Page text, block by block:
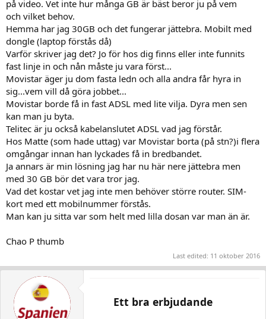
på video. Vet inte hur många GB är bäst beror ju på vem
och vilket behov.
Hemma har jag 30GB och det fungerar jättebra. Mobilt med
dongle (laptop förstås då)
Varför skriver jag det? Jo för hos dig finns eller inte funnits
fast linje in och nån måste ju vara först...
Movistar äger ju dom fasta ledn och alla andra får hyra in
sig...vem vill då göra jobbet...
Movistar borde få in fast ADSL med lite vilja. Dyra men sen
kan man ju byta.
Telitec är ju också kabelanslutet ADSL vad jag förstår.
Hos Matte (som hade uttag) var Movistar borta (på stn?)i flera
omgångar innan han lyckades få in bredbandet.
Ja annars är min lösning jag har nu här nere jättebra men
med 30 GB bör det vara tror jag.
Vad det kostar vet jag inte men behöver större router. SIM-
kort med ett mobilnummer förstås.
Man kan ju sitta var som helt med lilla dosan var man än är.
Chao P thumb
Last edited: 11 oktober 2016
Ett bra erbjudande